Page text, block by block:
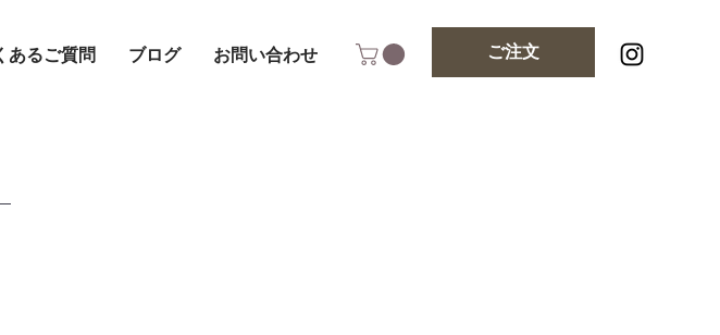
ご注文
あるご質問 ブログ お問い合わせ